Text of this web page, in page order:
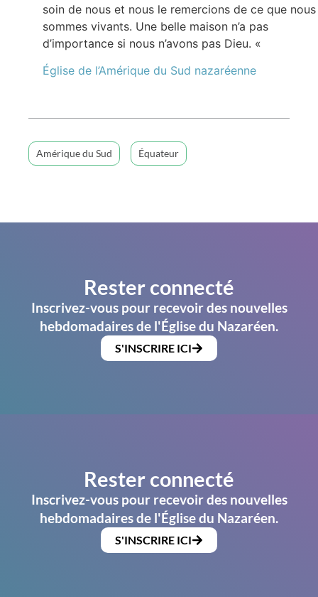
soin de nous et nous le remercions de ce que nous
sommes vivants. Une belle maison n’a pas
d’importance si nous n’avons pas Dieu. «
Église de l’Amérique du Sud nazaréenne
Amérique du Sud Équateur
Rester connecté
Inscrivez-vous pour recevoir des nouvelles
hebdomadaires de l'Église du Nazaréen.
S'INSCRIRE ICI
Rester connecté
Inscrivez-vous pour recevoir des nouvelles
hebdomadaires de l'Église du Nazaréen.
S'INSCRIRE ICI